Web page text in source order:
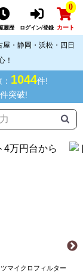
履歴 ログイン/登録
0
カート
・静岡・浜松・四日
！
1044件!
突破!
マイクロフィルター